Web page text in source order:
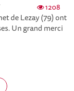
1208
de Lezay (79) ont
Un grand merci